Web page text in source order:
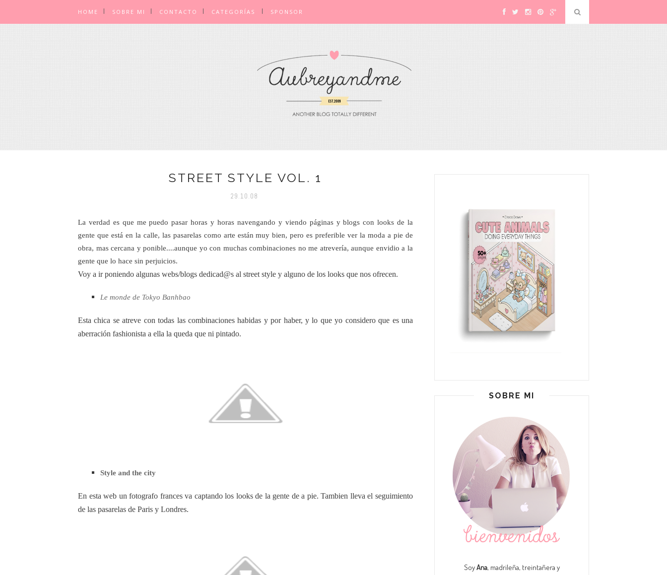
HOME SOBRE MI CONTACTO CATEGORÍAS SPONSOR
STREET STYLE VOL. 1
29.10.08
La verdad es que me puedo pasar horas y horas navengando y viendo páginas y blogs con looks de la
gente que está en la calle, las pasarelas como arte están muy bien, pero es preferible ver la moda a pie de
obra, mas cercana y ponible....aunque yo con muchas combinaciones no me atrevería, aunque envidio a la
gente que lo hace sin perjuicios.
Voy a ir poniendo algunas webs/blogs dedicad@s al street style y alguno de los looks que nos ofrecen.
Le monde de Tokyo Banhbao
Esta chica se atreve con todas las combinaciones habidas y por haber, y lo que yo considero que es una
aberración fashionista a ella la queda que ni pintado.
Style and the city
En esta web un fotografo frances va captando los looks de la gente de a pie. Tambien lleva el seguimiento
de las pasarelas de Paris y Londres.
SOBRE MI
SoyAna, madrileña, treintañera y